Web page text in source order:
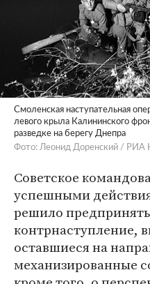
Смоленская наступательная
левого крыла Калининского
разведке на берегу Днепра
Фото: Леонид Доренский / РИА
Советское
успешными
решило
контрнаступление,
оставшиеся на
механизированные